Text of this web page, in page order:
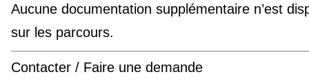
Aucune documentation supplémentaire n’est
sur les parcours.
Contacter / Faire une demande